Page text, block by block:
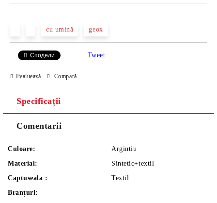
cu umină geox
Сподели Tweet
Evaluează Compară
Specificații
Comentarii
Culoare:
Argintiu
Material:
Sintetic+textil
Captuseala :
Textil
Branțuri: